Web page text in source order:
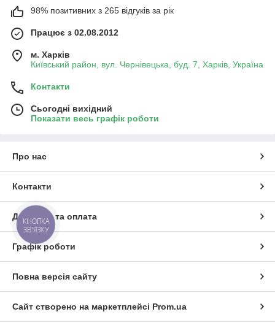
98% позитивних з 265 відгуків за рік
Працює з 02.08.2012
м. Харків
Київський район, вул. Чернівецька, буд. 7, Харків, Україна
Контакти
Сьогодні вихідний
Показати весь графік роботи
Про нас
Контакти
Доставка та оплата
Графік роботи
Повна версія сайту
Сайт створено на маркетплейсі Prom.ua
КНОПКА
ЗВ'ЯЗКУ